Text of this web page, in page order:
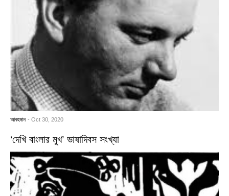
আবহমান - Oct 30, 2020
‘দেখি বাংলার মুখ’ ভাষাদিবস সংখ্যা